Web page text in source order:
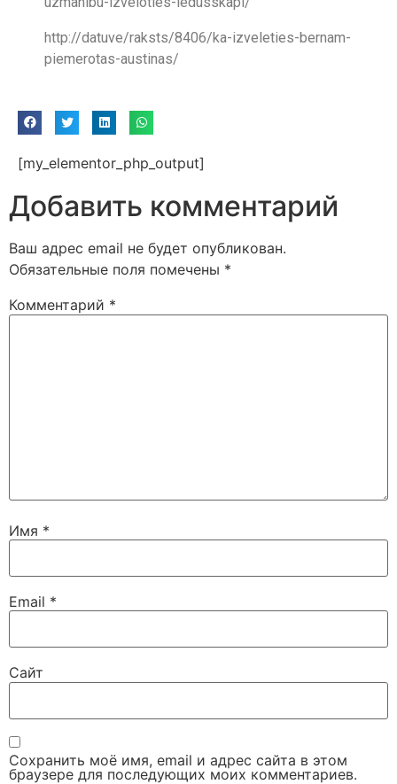
http://datuve/raksts/8406/ka-izveleties-bernam-
piemerotas-austinas/
[my_elementor_php_output]
Добавить комментарий
Ваш адрес email не будет опубликован.
Обязательные поля помечены *
Комментарий *
Имя *
Email *
Сайт
Сохранить моё имя, email и адрес сайта в этом
браузере для последующих моих комментариев.